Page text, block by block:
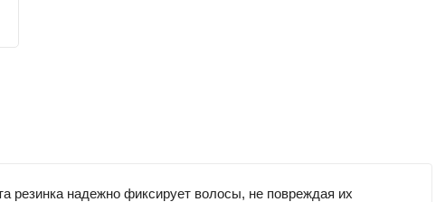
резинка надежно фиксирует волосы, не повреждая их